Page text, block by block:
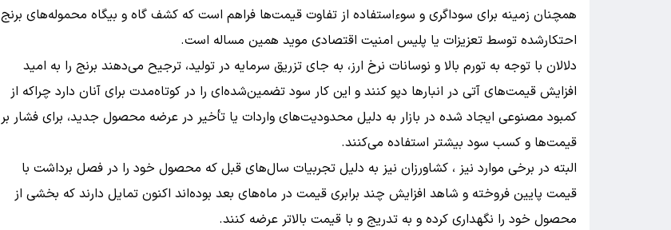
همچنان زمینه برای سوداگری و سوءاستفاده از تفاوت قیمت‌ها فراهم است که کشف گاه و بیگاه محموله‌های برنج
احتکارشده توسط تعزیزات یا پلیس امنیت اقتصادی موید همین مساله است.
دلالان با توجه به تورم بالا و نوسانات نرخ ارز، به جای تزریق سرمایه در تولید، ترجیح می‌دهند برنج را به امید
افزایش قیمت‌های آتی در انبار‌ها دپو کنند و این کار سود تضمین‌شده‌ای را در کوتاه‌مدت برای آنان دارد چراکه از
کمبود مصنوعی ایجاد شده در بازار به دلیل محدودیت‌های واردات یا تأخیر در عرضه محصول جدید، برای فشار بر
قیمت‌ها و کسب سود بیشتر استفاده می‌کنند.
البته در برخی موارد نیز ، کشاورزان نیز به دلیل تجربیات سال‌های قبل که محصول خود را در فصل برداشت با
قیمت پایین فروخته و شاهد افزایش چند برابری قیمت در ماه‌های بعد بوده‌اند اکنون تمایل دارند که بخشی از
محصول خود را نگهداری کرده و به تدریج و با قیمت بالاتر عرضه کنند.